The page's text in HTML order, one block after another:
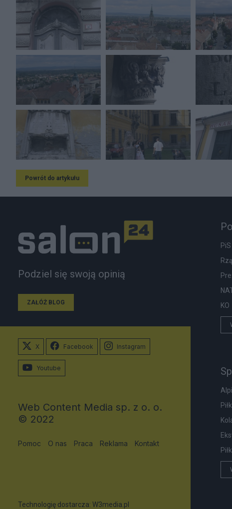
Powrót do artykułu
Podziel się swoją opinią
ZAŁÓŻ BLOG
PiS
KO
X Facebook Instagram
Youtube
Web Content Media sp. z o. o.
© 2022
Pomoc O nas Praca Reklama Kontakt
Technologię dostarcza: W3media.pl